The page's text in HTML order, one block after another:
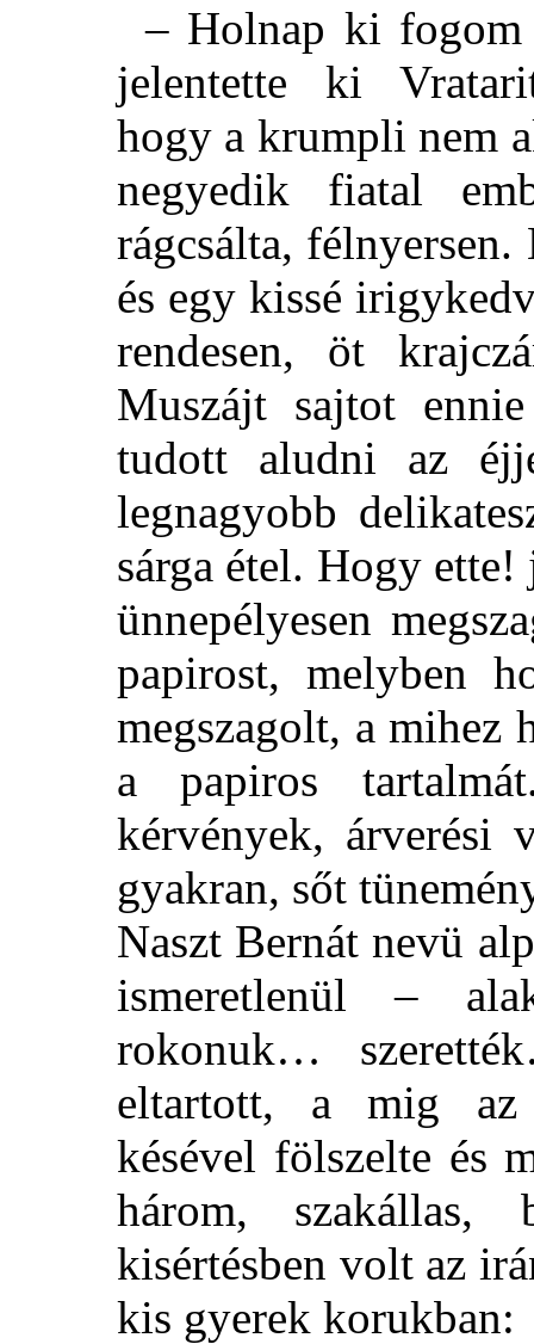
– Holnap ki fogom
jelentette ki
hogy a krumpli nem
negyedik fiatal
rágcsálta,
és egy kissé
rendesen, öt
Muszájt sajtot
tudott aludni az
legnagyobb
sárga étel. Hogy
ünnepélyesen
papirost, melyben
megszagolt, a mihez
a papiros
kérvények, árverési
gyakran, sőt
Naszt Bernát nevü
ismeretlenül –
rokonuk…
eltartott, a mig az
késével fölszelte és
három, szakállas,
kisértésben volt az
kis gyerek korukban: